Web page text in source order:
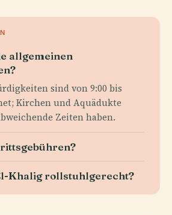
allgemeinen
sind von 9:00 bis
Kirchen und Aquädukte
Zeiten haben.
Khalig rollstuhlgerecht?